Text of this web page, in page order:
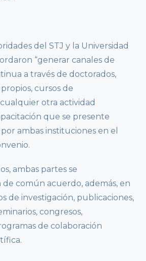
del STJ y la Universidad
“generar canales de
a través de doctorados,
cursos de
otra actividad
que se presente
ambas instituciones en el
ambas partes se
común acuerdo, además, en
de investigación, publicaciones,
congresos,
de colaboración